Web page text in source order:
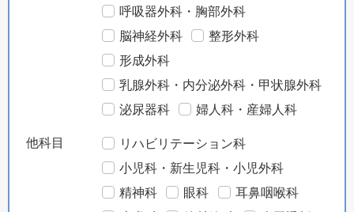
呼吸器外科・胸部外科
脳神経外科
整形外科
形成外科
乳腺外科・内分泌外科・甲状腺外科
泌尿器科
婦人科・産婦人科
他科目
リハビリテーション科
小児科・新生児科・小児外科
精神科
眼科
耳鼻咽喉科